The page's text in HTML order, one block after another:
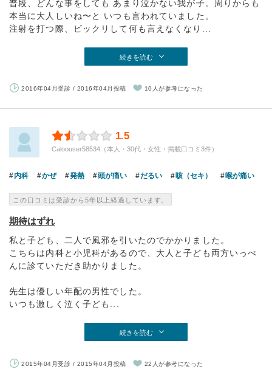
普段、どんな事をしても あまり泣かない我が子。周りからも
本当に大人しいね〜と いつも言われていました。
注射を打つ際、ビックリして何も言えなくなり...
続きを読む
2016年04月受診 / 2016年04月投稿 10人が参考になった
1.5
Caloouser58534（本人・30代・女性・掲載口コミ3件）
内科 かぜ 発熱 頭が痛い だるい 咳（セキ） 喉が痛い
この口コミは受診から5年以上経過しています。
期待はずれ
私と子ども、二人で風邪を引いたのでかかりました。
こちらは内科と小児科があるので、大人と子ども両方いっぺ
んに診ていただき助かりました。
先生は優しい年配の男性でした。
いつも激しく泣く子ども...
続きを読む
2015年04月受診 / 2015年04月投稿 22人が参考になった